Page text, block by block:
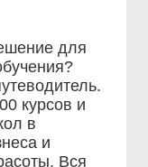
для
курсов и
в
и
Вся